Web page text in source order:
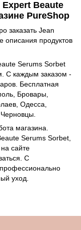
Expert Beaute
PureShop
заказать Jean
описания продуктов
Serums Sorbet
С каждым заказом -
Бесплатная
Бровары,
Одесса,
магазина.
Serums Sorbet,
сайте
C
уход.